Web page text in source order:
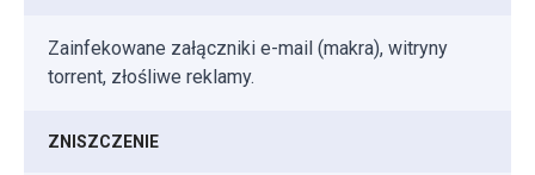
Zainfekowane załączniki e-mail (makra), witryny
torrent, złośliwe reklamy.
ZNISZCZENIE